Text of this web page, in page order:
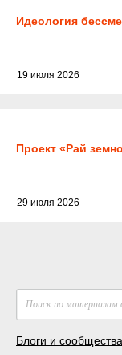
Идеология
19 июля 2026
Проект «Рай
29 июля 2026
Блоги и сообщества